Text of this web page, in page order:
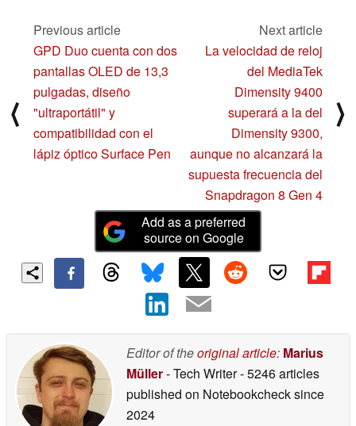
⟨
Previous article
GPD Duo cuenta con dos
pantallas OLED de 13,3
pulgadas, diseño
"ultraportátil" y
compatibilidad con el
lápiz óptico Surface Pen
Next article
La velocidad de reloj
del MediaTek
Dimensity 9400
superará a la del
Dimensity 9300,
aunque no alcanzará la
supuesta frecuencia del
Snapdragon 8 Gen 4
⟩
Add as a preferred
source on Google
Editor of theoriginal article: Marius
Müller- Tech Writer- 5246 articles
published on Notebookchecksince
2024